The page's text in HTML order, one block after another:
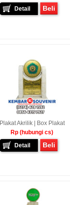
Detail
Beli
Plakat Akrilik | Box Plakat
Rp (hubungi cs)
Detail
Beli